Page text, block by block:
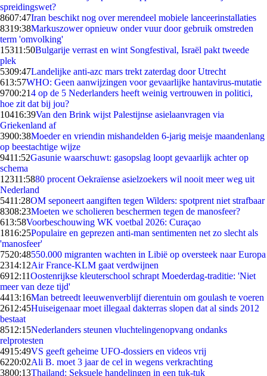
spreidingswet?
8607:47Iran beschikt nog over merendeel mobiele lanceerinstallaties
8319:38Markuszower opnieuw onder vuur door gebruik omstreden
term 'omvolking'
15311:50Bulgarije verrast en wint Songfestival, Israël pakt tweede
plek
5309:47Landelijke anti-azc mars trekt zaterdag door Utrecht
613:57WHO: Geen aanwijzingen voor gevaarlijke hantavirus-mutatie
9700:214 op de 5 Nederlanders heeft weinig vertrouwen in politici,
hoe zit dat bij jou?
10416:39Van den Brink wijst Palestijnse asielaanvragen via
Griekenland af
3900:38Moeder en vriendin mishandelden 6-jarig meisje maandenlang
op beestachtige wijze
9411:52Gasunie waarschuwt: gasopslag loopt gevaarlijk achter op
schema
12311:5880 procent Oekraïense asielzoekers wil nooit meer weg uit
Nederland
5411:28OM seponeert aangiften tegen Wilders: spotprent niet strafbaar
8308:23Moeten we scholieren beschermen tegen de manosfeer?
613:58Voorbeschouwing WK voetbal 2026: Curaçao
1816:25Populaire en geprezen anti-man sentimenten net zo slecht als
'manosfeer'
7520:48550.000 migranten wachten in Libië op oversteek naar Europa
2314:12Air France-KLM gaat verdwijnen
6912:11Oostenrijkse kleuterschool schrapt Moederdag-traditie: 'Niet
meer van deze tijd'
4413:16Man betreedt leeuwenverblijf dierentuin om goulash te voeren
2612:45Huiseigenaar moet illegaal dakterras slopen dat al sinds 2012
bestaat
8512:15Nederlanders steunen vluchtelingenopvang ondanks
relprotesten
4915:49VS geeft geheime UFO-dossiers en videos vrij
6220:02Ali B. moet 3 jaar de cel in wegens verkrachting
3800:13Thailand: Seksuele handelingen in een tuk-tuk